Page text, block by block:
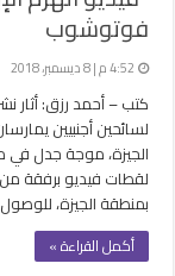
فوتوشوب
4:52 م | 8 ديسمبر، 2018
كتب – أحمد رزق: أثار
لسائحين أجنبيين
الجيزة، موجة جدل
لقطات فيديو برفقة من
بمنطقة الجيزة،
أكمل القراءة »